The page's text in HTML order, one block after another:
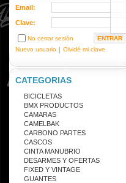
Email:
Clave:
No cerrar sesión
Nuevo usuario | Olvidé mi clave
CATEGORIAS
BICICLETAS
BMX PRODUCTOS
CAMARAS
CAMELBAK
CARBONO PARTES
CASCOS
CINTA MANUBRIO
DESARMES Y OFERTAS
FIXED Y VINTAGE
GUANTES